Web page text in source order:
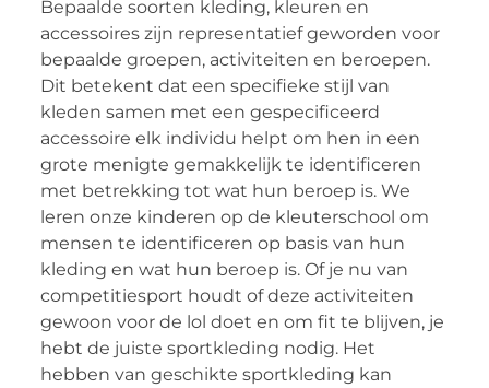
Bepaalde soorten kleding, kleuren en
accessoires zijn representatief geworden voor
bepaalde groepen, activiteiten en beroepen.
Dit betekent dat een specifieke stijl van
kleden samen met een gespecificeerd
accessoire elk individu helpt om hen in een
grote menigte gemakkelijk te identificeren
met betrekking tot wat hun beroep is. We
leren onze kinderen op de kleuterschool om
mensen te identificeren op basis van hun
kleding en wat hun beroep is. Of je nu van
competitiesport houdt of deze activiteiten
gewoon voor de lol doet en om fit te blijven, je
hebt de juiste sportkleding nodig. Het
hebben van geschikte sportkleding kan